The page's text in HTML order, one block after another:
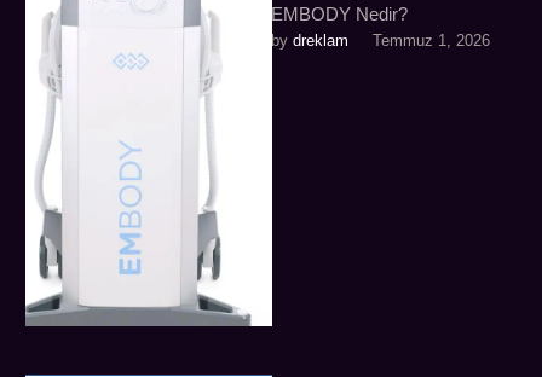
EMBODY Nedir?
by dreklam Temmuz 1, 2026